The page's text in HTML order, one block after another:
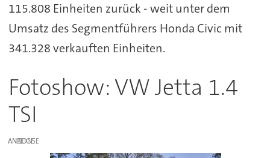
115.808 Einheiten zurück - weit unter dem
Umsatz des Segmentführers Honda Civic mit
341.328 verkauften Einheiten.
Fotoshow: VW Jetta 1.4
TSI
ANZEIGE